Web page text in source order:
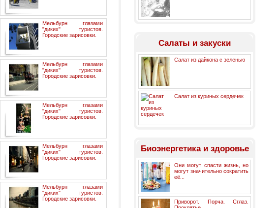
Мельбурн глазами
"диких" туристов.
Городские зарисовки.
Мельбурн глазами
"диких" туристов.
Городские зарисовки.
Мельбурн глазами
"диких" туристов.
Городские зарисовки.
Мельбурн глазами
"диких" туристов.
Городские зарисовки.
Мельбурн глазами
"диких" туристов.
Городские зарисовки.
Салаты и закуски
Салат из дайкона с зеленью
Салат из куриных сердечек
Биоэнергетика и здоровье
Они могут спасти жизнь, но
могут значительно сократить
её...
Приворот. Порча. Сглаз.